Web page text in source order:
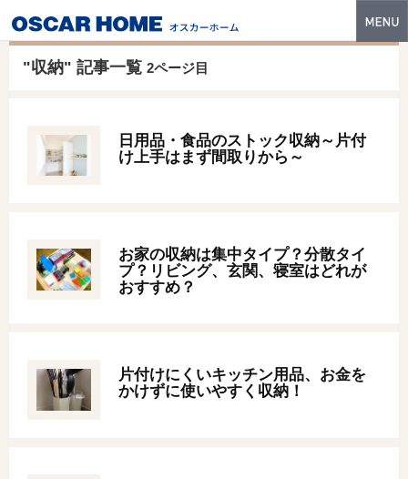
イベント・モデルハウス
建築実例
フォトギャラリー
土地情報
"収納" 記事一覧 2ページ目
日用品・食品のストック収納～片付
け上手はまず間取りから～
お家の収納は集中タイプ？分散タイ
プ？リビング、玄関、寝室はどれが
おすすめ？
片付けにくいキッチン用品、お金を
かけずに使いやすく収納！